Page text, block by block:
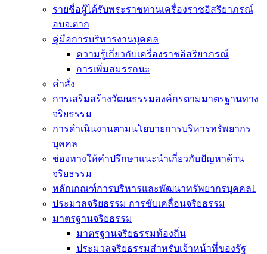
รายชื่อผู้ได้รับพระราชทานเครื่องราชอิสริยาภรณ์
อบจ.ตาก
คู่มือการบริหารงานบุคคล
ความรู้เกี่ยวกับเครื่องราชอิสริยาภรณ์
การเพิ่มสมรรถนะ
คำสั่ง
การเสริมสร้างวัฒนธรรมองค์กรตามมาตรฐานทาง
จริยธรรม
การดำเนินงานตามนโยบายการบริหารทรัพยากร
บุคคล
ช่องทางให้คำปรึกษาแนะนำเกี่ยวกับปัญหาด้าน
จริยธรรม
หลักเกณฑ์การบริหารและพัฒนาทรัพยากรบุคคล1
ประมวลจริยธรรม การขับเคลื่อนจริยธรรม
มาตรฐานจริยธรรม
มาตรฐานจริยธรรมท้องถิ่น
ประมวลจริยธรรมสำหรับเจ้าหน้าที่ของรัฐ